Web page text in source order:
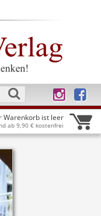
Warenkorb ist leer
ab 9,90 € kostenfrei